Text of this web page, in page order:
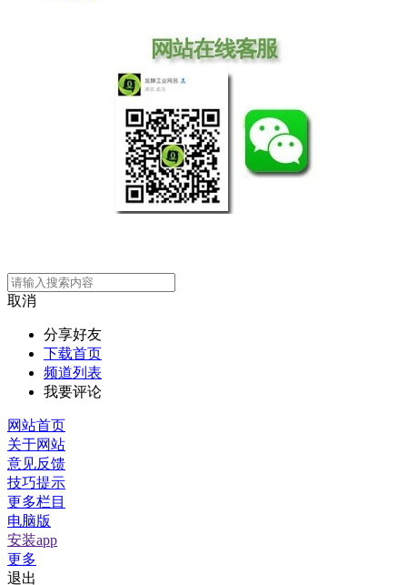
取消
分享好友
下载首页
频道列表
我要评论
网站首页
关于网站
意见反馈
技巧提示
更多栏目
电脑版
安装app
更多
退出